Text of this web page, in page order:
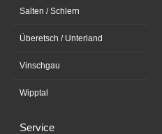
Salten / Schlern
Überetsch / Unterland
Vinschgau
Wipptal
Service